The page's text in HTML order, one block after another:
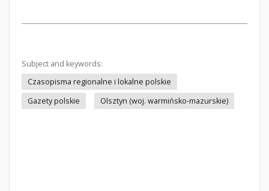
Subject and keywords:
Czasopisma regionalne i lokalne polskie
Gazety polskie
Olsztyn (woj. warmińsko-mazurskie)